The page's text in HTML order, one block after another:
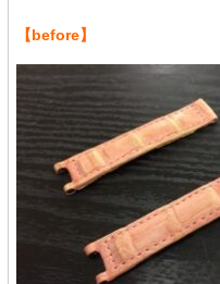
【before】